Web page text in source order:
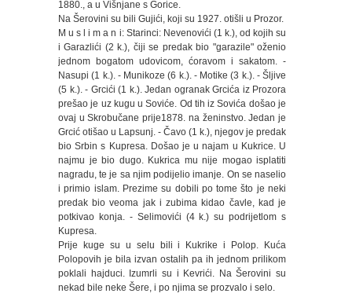
1880., a u Višnjane s Gorice.
Na Šerovini su bili Gujići, koji su 1927. otišli u Prozor.
M u s l i m a n i: Starinci: Nevenovići (1 k.), od kojih su
i Garazlići (2 k.), čiji se predak bio "garazile" oženio
jednom bogatom udovicom, ćoravom i sakatom. -
Nasupi (1 k.). - Munikoze (6 k.). - Motike (3 k.). - Šljive
(5 k.). - Grcići (1 k.). Jedan ogranak Grcića iz Prozora
prešao je uz kugu u Soviće. Od tih iz Sovića došao je
ovaj u Skrobučane prije1878. na ženinstvo. Jedan je
Grcić otišao u Lapsunj. - Čavo (1 k.), njegov je predak
bio Srbin s Kupresa. Došao je u najam u Kukrice. U
najmu je bio dugo. Kukrica mu nije mogao isplatiti
nagradu, te je sa njim podijelio imanje. On se naselio
i primio islam. Prezime su dobili po tome što je neki
predak bio veoma jak i zubima kidao čavle, kad je
potkivao konja. - Selimovići (4 k.) su podrijetlom s
Kupresa.
Prije kuge su u selu bili i Kukrike i Polop. Kuća
Polopovih je bila izvan ostalih pa ih jednom prilikom
poklali hajduci. Izumrli su i Kevrići. Na Šerovini su
nekad bile neke Šere, i po njima se prozvalo i selo.